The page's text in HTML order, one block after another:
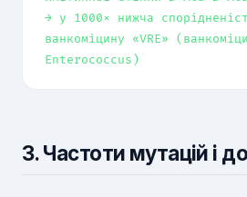
→ у 1000× нижча
ванкоміцину «VRE»
Enterococcus)
3. Частоти мутацій і